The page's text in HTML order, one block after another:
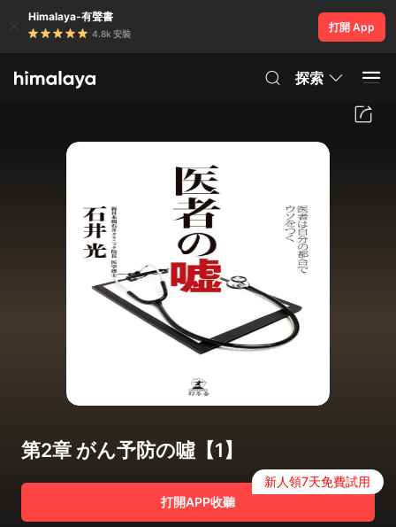
Himalaya-有聲書
4.8k 安裝
打開 App
探索
第2章 がん予防の噓【1】
打開APP收聽
新人領7天免費試用